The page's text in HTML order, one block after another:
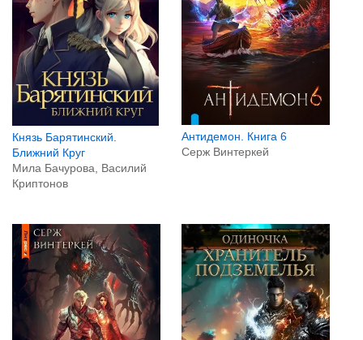
Князь Барятинский.
Ближний Круг
Мила Бачурова, Василий
Криптонов
Антидемон. Книга 6
Серж Винтеркей